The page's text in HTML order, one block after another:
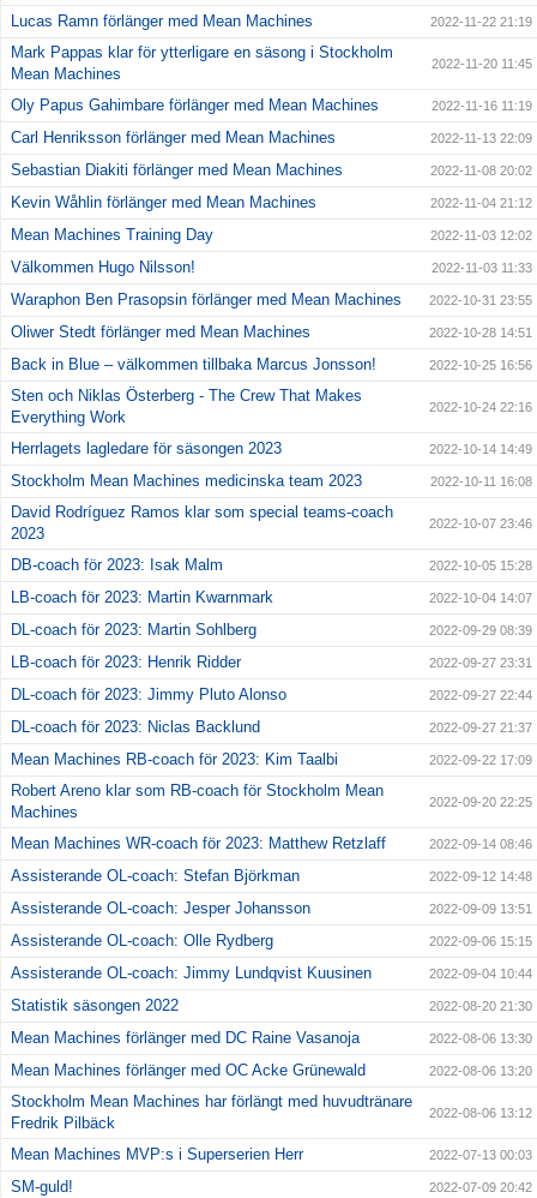
Lucas Ramn förlänger med Mean Machines 2022-11-22 21:19
Mark Pappas klar för ytterligare en säsong i Stockholm
Mean Machines
2022-11-20 11:45
Oly Papus Gahimbare förlänger med Mean Machines 2022-11-16 11:19
Carl Henriksson förlänger med Mean Machines 2022-11-13 22:09
Sebastian Diakiti förlänger med Mean Machines 2022-11-08 20:02
Kevin Wåhlin förlänger med Mean Machines 2022-11-04 21:12
Mean Machines Training Day 2022-11-03 12:02
Välkommen Hugo Nilsson! 2022-11-03 11:33
Waraphon Ben Prasopsin förlänger med Mean Machines 2022-10-31 23:55
Oliwer Stedt förlänger med Mean Machines 2022-10-28 14:51
Back in Blue – välkommen tillbaka Marcus Jonsson! 2022-10-25 16:56
Sten och Niklas Österberg - The Crew That Makes
Everything Work
2022-10-24 22:16
Herrlagets lagledare för säsongen 2023 2022-10-14 14:49
Stockholm Mean Machines medicinska team 2023 2022-10-11 16:08
David Rodríguez Ramos klar som special teams-coach
2023
2022-10-07 23:46
DB-coach för 2023: Isak Malm 2022-10-05 15:28
LB-coach för 2023: Martin Kwarnmark 2022-10-04 14:07
DL-coach för 2023: Martin Sohlberg 2022-09-29 08:39
LB-coach för 2023: Henrik Ridder 2022-09-27 23:31
DL-coach för 2023: Jimmy Pluto Alonso 2022-09-27 22:44
DL-coach för 2023: Niclas Backlund 2022-09-27 21:37
Mean Machines RB-coach för 2023: Kim Taalbi 2022-09-22 17:09
Robert Areno klar som RB-coach för Stockholm Mean
Machines
2022-09-20 22:25
Mean Machines WR-coach för 2023: Matthew Retzlaff 2022-09-14 08:46
Assisterande OL-coach: Stefan Björkman 2022-09-12 14:48
Assisterande OL-coach: Jesper Johansson 2022-09-09 13:51
Assisterande OL-coach: Olle Rydberg 2022-09-06 15:15
Assisterande OL-coach: Jimmy Lundqvist Kuusinen 2022-09-04 10:44
Statistik säsongen 2022 2022-08-20 21:30
Mean Machines förlänger med DC Raine Vasanoja 2022-08-06 13:30
Mean Machines förlänger med OC Acke Grünewald 2022-08-06 13:20
Stockholm Mean Machines har förlängt med huvudtränare
Fredrik Pilbäck
2022-08-06 13:12
Mean Machines MVP:s i Superserien Herr 2022-07-13 00:03
SM-guld! 2022-07-09 20:42